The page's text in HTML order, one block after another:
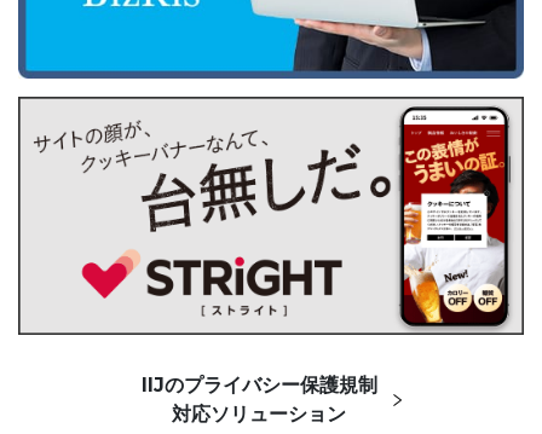
IIJのプライバシー保護規制
対応ソリューション